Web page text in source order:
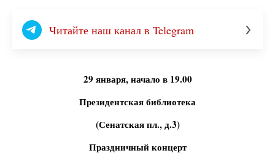
Читайте наш канал в Telegram
29 января, начало в 19.00
Президентская библиотека
(Сенатская пл., д.3)
Праздничный концерт